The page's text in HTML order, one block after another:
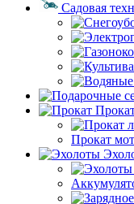
Садовая
Прокат